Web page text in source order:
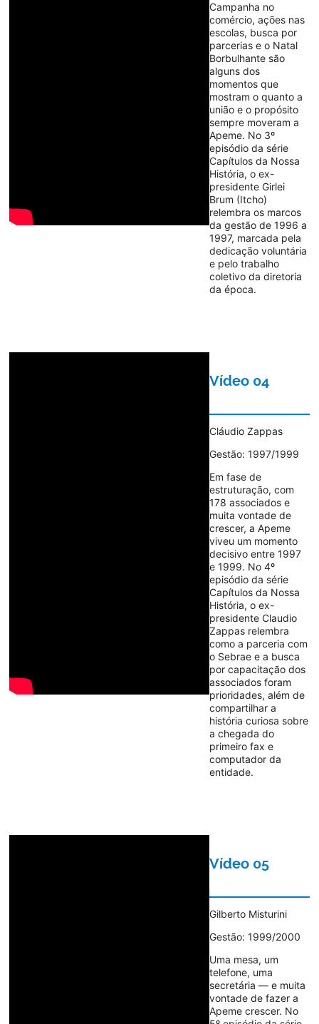
Campanha no
comércio, ações nas
escolas, busca por
parcerias e o Natal
Borbulhante são
alguns dos
momentos que
mostram o quanto a
união e o propósito
sempre moveram a
Apeme. No 3º
episódio da série
Capítulos da Nossa
História, o ex-
presidente Girlei
Brum (Itcho)
relembra os marcos
da gestão de 1996 a
1997, marcada pela
dedicação voluntária
e pelo trabalho
coletivo da diretoria
da época.
Vídeo 04
Cláudio Zappas
Gestão: 1997/1999
Em fase de
estruturação, com
178 associados e
muita vontade de
crescer, a Apeme
viveu um momento
decisivo entre 1997
e 1999. No 4º
episódio da série
Capítulos da Nossa
História, o ex-
presidente Claudio
Zappas relembra
como a parceria com
o Sebrae e a busca
por capacitação dos
associados foram
prioridades, além de
compartilhar a
história curiosa sobre
a chegada do
primeiro fax e
computador da
entidade.
Vídeo 05
Gilberto Misturini
Gestão: 1999/2000
Uma mesa, um
telefone, uma
secretária — e muita
vontade de fazer a
Apeme crescer. No